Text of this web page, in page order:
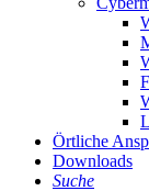
Örtliche
Downloads
Suche